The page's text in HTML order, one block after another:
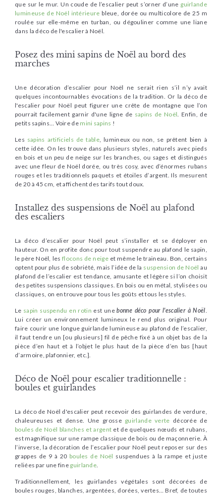
que sur le mur. Un coude de l’escalier peut s’orner d’une guirlande
lumineuse de Noël intérieure bleue, dorée ou multicolore de 25 m
roulée sur elle-même en turban, ou dégouliner comme une liane
dans la déco de l'escalier à Noël.
Posez des mini sapins de Noël au bord des
marches
Une décoration d’escalier pour Noël ne serait rien s’il n’y avait
quelques incontournables évocations de la tradition. Or la déco de
l'escalier pour Noël peut figurer une crête de montagne que l’on
pourrait facilement garnir d'une ligne de sapins de Noël. Enfin, de
petits sapins… Voire de mini sapins !
Les sapins artificiels de table, lumineux ou non, se prêtent bien à
cette idée. On les trouve dans plusieurs styles, naturels avec pieds
en bois et un peu de neige sur les branches, ou sages et distingués
avec une fleur de Noël dorée, ou très cosy, avec d’énormes rubans
rouges et les traditionnels paquets et étoiles d’argent. Ils mesurent
de 20 à 45 cm, et affichent des tarifs tout doux.
Installez des suspensions de Noël au plafond
des escaliers
La déco d’escalier pour Noël peut s’installer et se déployer en
hauteur. On en profite donc pour tout suspendre au plafond le sapin,
le père Noël, lesflocons de neigeet même le traineau. Bon, certains
optent pour plus de sobriété, mais l’idée de la suspension de Noël au
plafond de l’escalier est tendance, amusante et légère si l’on choisit
des petites suspensions classiques. En bois ou en métal, stylisées ou
classiques, on en trouve pour tous les goûts et tous les styles.
Le sapin suspendu en rotin est unebonne déco pour l'escalier à Noël.
Lui créer un environnement lumineux le rend plus original. Pour
faire courir une longue guirlande lumineuse au plafond de l’escalier,
il faut tendre un [ou plusieurs] fil de pêche fixé à un objet bas de la
pièce d’en haut et à l’objet le plus haut de la pièce d’en bas [haut
d’armoire, plafonnier, etc.].
Déco de Noël pour escalier traditionnelle :
boules et guirlandes
La déco de Noël d'escalier peut recevoir des guirlandes de verdure,
chaleureuses et dense. Une grosse guirlande verte décorée de
boules de Noël blanches et argent et de quelques nœuds et rubans,
est magnifique sur une rampe classique de bois ou de maçonnerie. À
l’inverse, la décoration de l’escalier pour Noël peut reposer sur des
grappes de 9 à 20 boules de Noël suspendues à la rampe et juste
reliées par une fine guirlande.
Traditionnellement, les guirlandes végétales sont décorées de
boules rouges, blanches, argentées, dorées, vertes… Bref, de toutes